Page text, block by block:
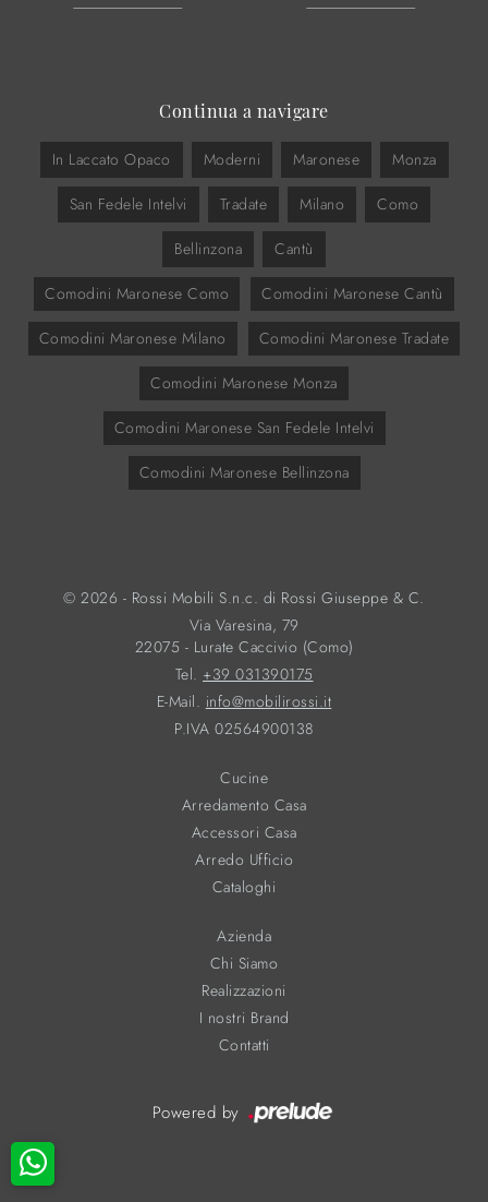
Continua a navigare
In Laccato Opaco Moderni Maronese Monza
San Fedele Intelvi Tradate Milano Como
Bellinzona Cantù
Comodini Maronese Como Comodini Maronese Cantù
Comodini Maronese Milano Comodini Maronese Tradate
Comodini Maronese Monza
Comodini Maronese San Fedele Intelvi
Comodini Maronese Bellinzona
© 2026 - Rossi Mobili S.n.c. di Rossi Giuseppe & C.
Via Varesina, 79
22075 - Lurate Caccivio (Como)
Tel. +39 031390175
E-Mail. info@mobilirossi.it
P.IVA 02564900138
Cucine
Arredamento Casa
Accessori Casa
Arredo Ufficio
Cataloghi
Azienda
Chi Siamo
Realizzazioni
I nostri Brand
Contatti
Powered by